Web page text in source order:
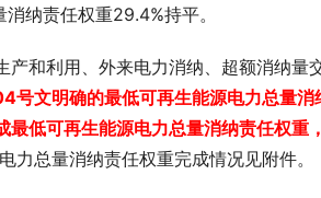
纳责任权重29.4%持平。
和利用、外来电力消纳、超额消纳量
号文明确的最低可再生能源电力总量
低可再生能源电力总量消纳责任权重
总量消纳责任权重完成情况见附件。